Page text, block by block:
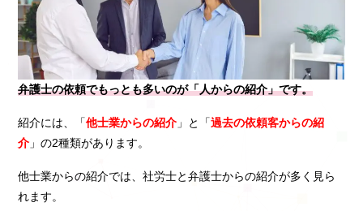
弁護士の依頼でもっとも多いのが「人からの紹介」です。
紹介には、「他士業からの紹介 」と「過去の依頼客からの紹
介 」の2種類があります。
他士業からの紹介では、社労士と弁護士からの紹介が多く見ら
れます。